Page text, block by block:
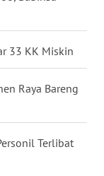
33 KK Miskin
Raya Bareng
Terlibat